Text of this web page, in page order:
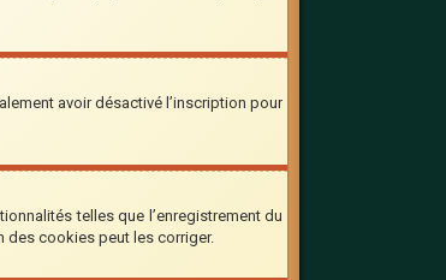
avoir désactivé l’inscription pour
telles que l’enregistrement du
des cookies peut les corriger.